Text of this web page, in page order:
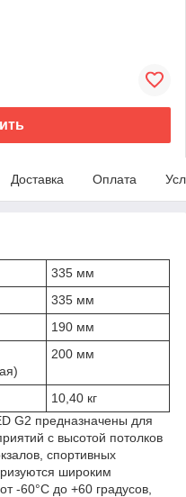
Доставка Оплата
335 мм
335 мм
190 мм
200 мм
10,40 кг
G2 предназначены для
с высотой потолков
спортивных
широким
-60°С до +60 градусов,